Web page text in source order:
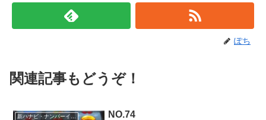
ぽち
関連記事もどうぞ！
NO.74